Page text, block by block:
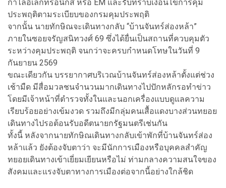
กำไลอิเล็กทรอนิกส์ หรือ EM และรับทราบเงื่อนไขการคุม
ประพฤติตามระเบียบของกรมคุมประพฤติ
จากนั้น นายทักษิณจะเดินทางกลับ “บ้านจันทร์ส่องหล้า”
ภายในซอยจรัญสนิทวงศ์ 69 ซึ่งได้ยื่นเป็นสถานที่ควบคุมตัว
ระหว่างคุมประพฤติ จนกว่าจะครบกำหนดโทษในวันที่ 9
กันยายน 2569
ขณะเดียวกัน บรรยากาศบริเวณบ้านจันทร์ส่องหล้าตั้งแต่ช่วง
เช้ามืด มีสื่อมวลชนจำนวนมากเดินทางไปปักหลักรอทำข่าว
โดยมีเจ้าหน้าที่ตำรวจทั้งในและนอกเครื่องแบบดูแลความ
เรียบร้อยอย่างเข้มงวด รวมถึงมีกลุ่มคนเสื้อแดงบางส่วนทยอย
เดินทางไปรอต้อนรับอดีตนายกรัฐมนตรีเช่นกัน
ทั้งนี้ หลังจากนายทักษิณเดินทางกลับเข้าพักที่บ้านจันทร์ส่อง
หล้าแล้ว ยังต้องจับตาว่า จะมีนักการเมืองหรือบุคคลสำคัญ
ทยอยเดินทางเข้าเยี่ยมเยียนหรือไม่ ท่ามกลางความสนใจของ
สังคมและแรงจับตาทางการเมืองต่อจากนี้อย่างใกล้ชิด